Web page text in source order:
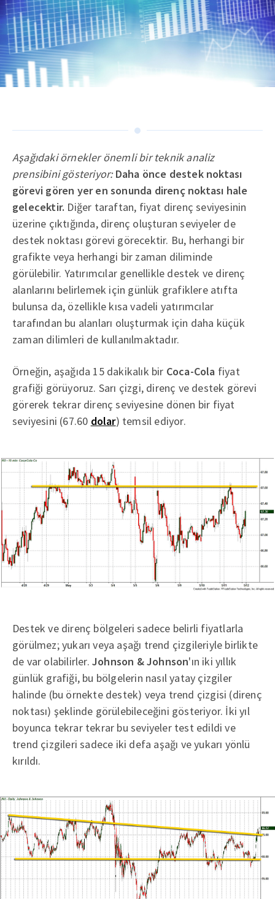
Aşağıdaki örnekler önemli bir teknik analiz
prensibini gösteriyor: Daha önce destek noktası
görevi gören yer en sonunda direnç noktası hale
gelecektir. Diğer taraftan, fiyat direnç seviyesinin
üzerine çıktığında, direnç oluşturan seviyeler de
destek noktası görevi görecektir. Bu, herhangi bir
grafikte veya herhangi bir zaman diliminde
görülebilir. Yatırımcılar genellikle destek ve direnç
alanlarını belirlemek için günlük grafiklere atıfta
bulunsa da, özellikle kısa vadeli yatırımcılar
tarafından bu alanları oluşturmak için daha küçük
zaman dilimleri de kullanılmaktadır.
Örneğin, aşağıda 15 dakikalık bir Coca-Cola fiyat
grafiği görüyoruz. Sarı çizgi, direnç ve destek görevi
görerek tekrar direnç seviyesine dönen bir fiyat
seviyesini (67.60 dolar) temsil ediyor.
Destek ve direnç bölgeleri sadece belirli fiyatlarla
görülmez; yukarı veya aşağı trend çizgileriyle birlikte
de var olabilirler. Johnson & Johnson'ın iki yıllık
günlük grafiği, bu bölgelerin nasıl yatay çizgiler
halinde (bu örnekte destek) veya trend çizgisi (direnç
noktası) şeklinde görülebileceğini gösteriyor. İki yıl
boyunca tekrar tekrar bu seviyeler test edildi ve
trend çizgileri sadece iki defa aşağı ve yukarı yönlü
kırıldı.